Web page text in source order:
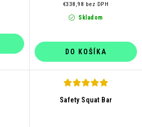
Skladom
€338,98 bez DPH
DO KOŠÍKA
Safety Squat Bar